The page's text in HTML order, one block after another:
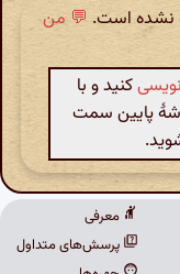
نشده است. 💬 من
کنید و با
پایین سمت
معرفی
پرسش‌های متداول